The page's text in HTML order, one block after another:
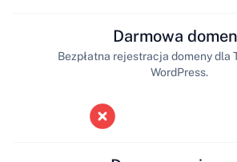
Darmowa
Bezpłatna rejestracja domeny dla
WordPress.